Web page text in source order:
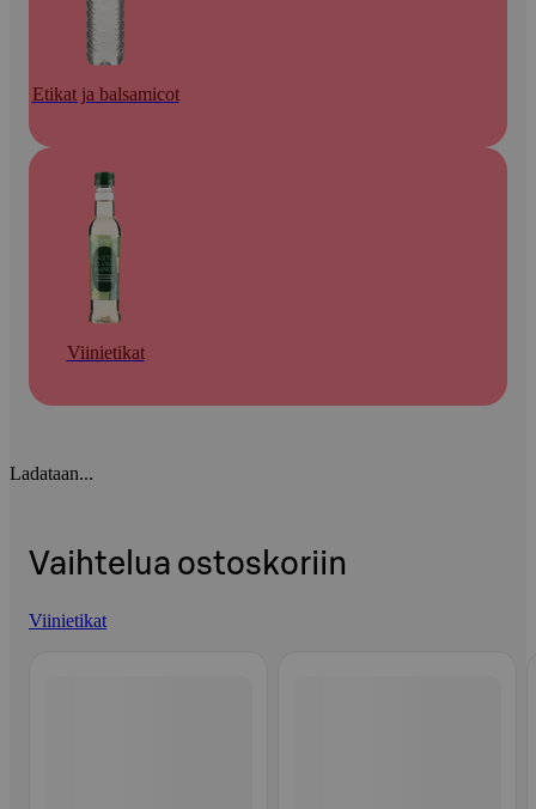
Etikat ja balsamicot
Viinietikat
Ladataan...
Vaihtelua ostoskoriin
Viinietikat